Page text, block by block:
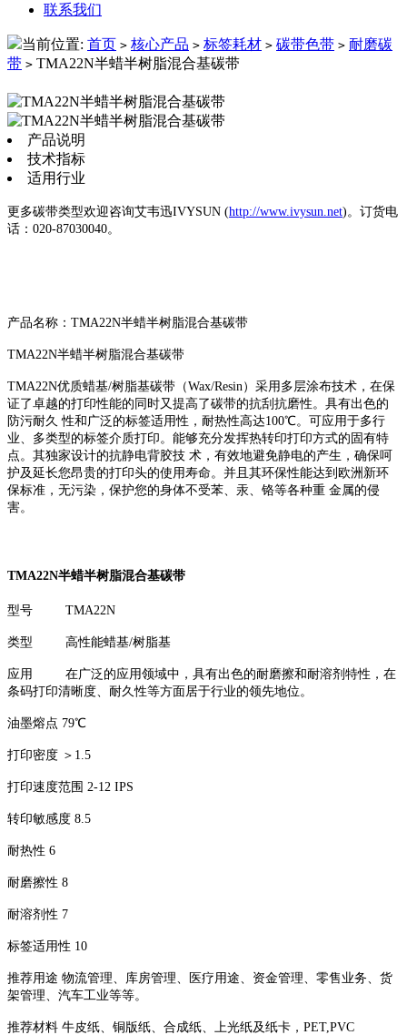
联系我们
当前位置: 首页 > 核心产品 > 标签耗材 > 碳带色带 > 耐磨碳
带 > TMA22N半蜡半树脂混合基碳带
产品说明
技术指标
适用行业
更多碳带类型欢迎咨询艾韦迅IVYSUN (http://www.ivysun.net)。订货电
话：020-87030040。
产品名称：TMA22N半蜡半树脂混合基碳带
TMA22N半蜡半树脂混合基碳带
TMA22N优质蜡基/树脂基碳带（Wax/Resin）采用多层涂布技术，在保
证了卓越的打印性能的同时又提高了碳带的抗刮抗磨性。具有出色的
防污耐久 性和广泛的标签适用性，耐热性高达100℃。可应用于多行
业、多类型的标签介质打印。能够充分发挥热转印打印方式的固有特
点。其独家设计的抗静电背胶技 术，有效地避免静电的产生，确保呵
护及延长您昂贵的打印头的使用寿命。并且其环保性能达到欧洲新环
保标准，无污染，保护您的身体不受苯、汞、铬等各种重 金属的侵
害。
TMA22N半蜡半树脂混合基碳带
型号 TMA22N
类型 高性能蜡基/树脂基
应用 在广泛的应用领域中，具有出色的耐磨擦和耐溶剂特性，在
条码打印清晰度、耐久性等方面居于行业的领先地位。
油墨熔点 79℃
打印密度 ＞1.5
打印速度范围 2-12 IPS
转印敏感度 8.5
耐热性 6
耐磨擦性 8
耐溶剂性 7
标签适用性 10
推荐用途 物流管理、库房管理、医疗用途、资金管理、零售业务、货
架管理、汽车工业等等。
推荐材料 牛皮纸、铜版纸、合成纸、上光纸及纸卡，PET,PVC